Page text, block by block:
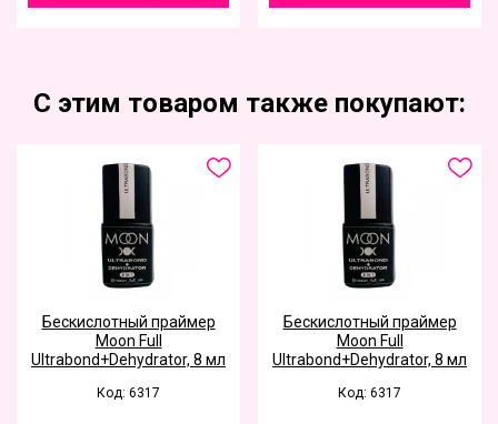
С этим товаром также покупают:
Бескислотный праймер
Moon Full
Ultrabond+Dehydrator, 8 мл
Код: 6317
Бескислотный праймер
Moon Full
Ultrabond+Dehydrator, 8 мл
Код: 6317